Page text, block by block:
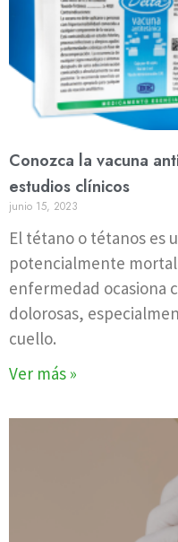
Conozca la vacuna
estudios clínicos
junio 15, 2023
El tétano o tétanos es
potencialmente
enfermedad ocasiona
dolorosas,
cuello.
Ver más »